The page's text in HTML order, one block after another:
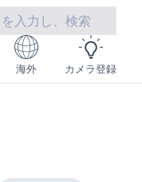
海外 カメラ登録